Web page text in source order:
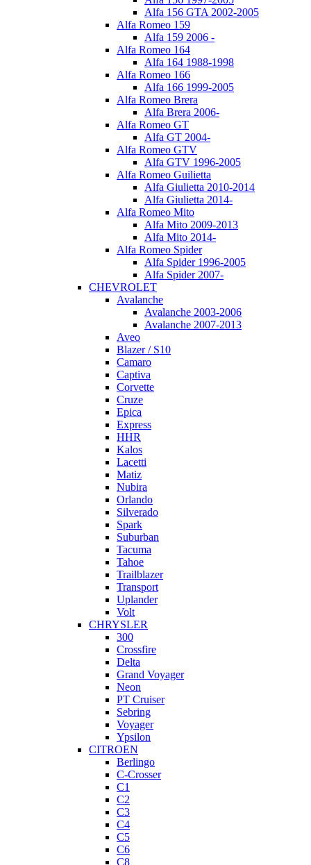
Alfa 156 GTA 2002-2005
Alfa Romeo 159
Alfa 159 2006 -
Alfa Romeo 164
Alfa 164 1988-1998
Alfa Romeo 166
Alfa 166 1999-2005
Alfa Romeo Brera
Alfa Brera 2006-
Alfa Romeo GT
Alfa GT 2004-
Alfa Romeo GTV
Alfa GTV 1996-2005
Alfa Romeo Guilietta
Alfa Giulietta 2010-2014
Alfa Giulietta 2014-
Alfa Romeo Mito
Alfa Mito 2009-2013
Alfa Mito 2014-
Alfa Romeo Spider
Alfa Spider 1996-2005
Alfa Spider 2007-
CHEVROLET
Avalanche
Avalanche 2003-2006
Avalanche 2007-2013
Aveo
Blazer / S10
Camaro
Captiva
Corvette
Cruze
Epica
Express
HHR
Kalos
Lacetti
Matiz
Nubira
Orlando
Silverado
Spark
Suburban
Tacuma
Tahoe
Trailblazer
Transport
Uplander
Volt
CHRYSLER
300
Crossfire
Delta
Grand Voyager
Neon
PT Cruiser
Sebring
Voyager
Ypsilon
CITROEN
Berlingo
C-Crosser
C1
C2
C3
C4
C5
C6
C8